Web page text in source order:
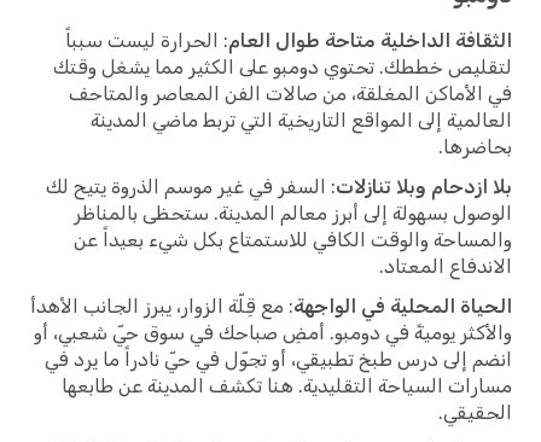
الثقافة الداخلية متاحة طوال العام: الحرارة ليست سبباً
لتقليص خططك. تحتوي دومبو على الكثير مما يشغل وقتك
في الأماكن المغلقة، من صالات الفن المعاصر والمتاحف
العالمية إلى المواقع التاريخية التي تربط ماضي المدينة
بحاضرها.
بلا ازدحام وبلا تنازلات: السفر في غير موسم الذروة يتيح لك
الوصول بسهولة إلى أبرز معالم المدينة. ستحظى بالمناظر
والمساحة والوقت الكافي للاستمتاع بكل شيء بعيداً عن
الاندفاع المعتاد.
الحياة المحلية في الواجهة: مع قِلّة الزوار، يبرز الجانب الأهدأ
والأكثر يوميةً في دومبو. أمضِ صباحك في سوق حيّ شعبي، أو
انضم إلى درس طبخ تطبيقي، أو تجوّل في حيّ نادراً ما يرد في
مسارات السياحة التقليدية. هنا تكشف المدينة عن طابعها
الحقيقي.